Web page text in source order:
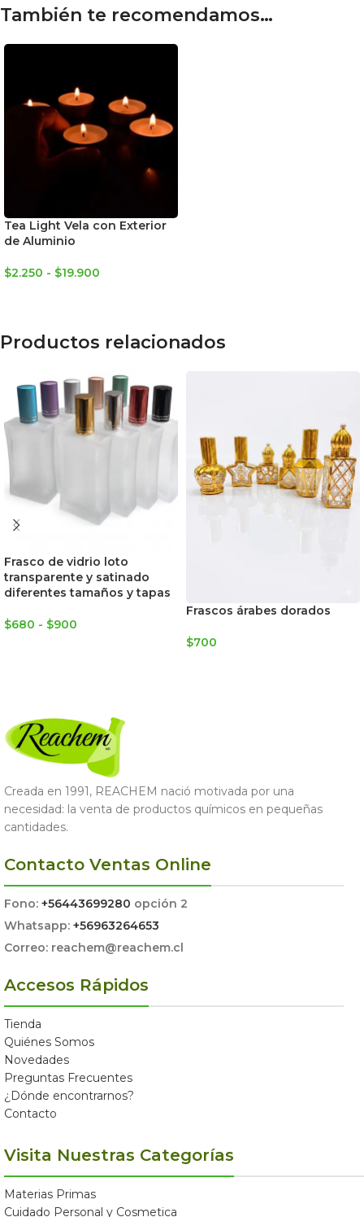
También te recomendamos…
Tea Light Vela con Exterior
de Aluminio
$2.250 - $19.900
Productos relacionados
Frasco de vidrio loto
transparente y satinado
diferentes tamaños y tapas
$680 - $900
Frascos árabes dorados
$700
Creada en 1991, REACHEM nació motivada por una
necesidad: la venta de productos químicos en pequeñas
cantidades.
Contacto Ventas Online
Fono: +56443699280 opción 2
Whatsapp: +56963264653
Correo: reachem@reachem.cl
Accesos Rápidos
Tienda
Quiénes Somos
Novedades
Preguntas Frecuentes
¿Dónde encontrarnos?
Contacto
Visita Nuestras Categorías
Materias Primas
Cuidado Personal y Cosmetica